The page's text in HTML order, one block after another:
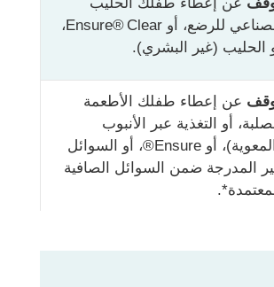
الصناعي للرضع، أو Ensure® Clear،
الحليب (غير البشري).
عن إعطاء طفلك الأطعمة
أو التغذية عبر الأنبوب
(المعوية)، أو Ensure®، أو السوائل
المدرجة ضمن السوائل الصافية